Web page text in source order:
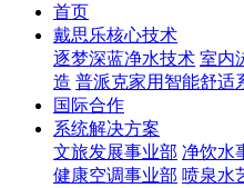
首页
戴思乐核心技术
逐梦深蓝净水技术 室内
造 普派克家用智能舒适
国际合作
系统解决方案
文旅发展事业部 净饮水
健康空调事业部 喷泉水